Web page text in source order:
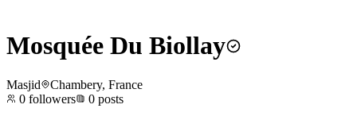
Mosquée Du Biollay
Masjid
Chambery, France
0 followers 0 posts